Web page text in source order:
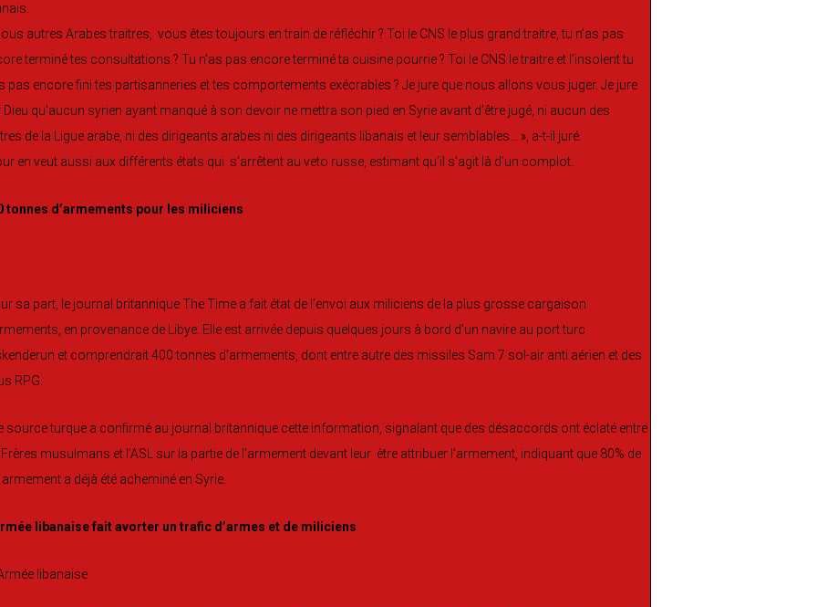
autres Arabes traitres, vous êtes toujours en train de réfléchir ? Toi le CNS le plus grand traitre, tu n’as pas
terminé tes consultations ? Tu n’as pas encore terminé ta cuisine pourrie ? Toi le CNS le traitre et l’insolent tu
pas encore fini tes partisanneries et tes comportements exécrables ? Je jure que nous allons vous juger. Je jure
Dieu qu’aucun syrien ayant manqué à son devoir ne mettra son pied en Syrie avant d’être jugé, ni aucun des
de la Ligue arabe, ni des dirigeants arabes ni des dirigeants libanais et leur semblables… », a-t-il juré.
en veut aussi aux différents états qui s’arrêtent au veto russe, estimant qu’il s’agit là d’un complot.
tonnes d’armements pour les miliciens
sa part, le journal britannique The Time a fait état de l’envoi aux miliciens de la plus grosse cargaison
en provenance de Libye. Elle est arrivée depuis quelques jours à bord d’un navire au port turc
et comprendrait 400 tonnes d’armements, dont entre autre des missiles Sam 7 sol-air anti aérien et des
RPG.
source turque a confirmé au journal britannique cette information, signalant que des désaccords ont éclaté entre
Frères musulmans et l’ASL sur la partie de l’armement devant leur ètre attribuer l’armement, indiquant que 80% de
a déjà été acheminé en Syrie.
libanaise fait avorter un trafic d’armes et de miliciens